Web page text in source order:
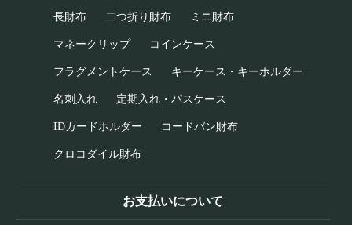
長財布 二つ折り財布 ミニ財布
マネークリップ コインケース
フラグメントケース キーケース・キーホルダー
名刺入れ 定期入れ・パスケース
IDカードホルダー コードバン財布
クロコダイル財布
お支払いについて